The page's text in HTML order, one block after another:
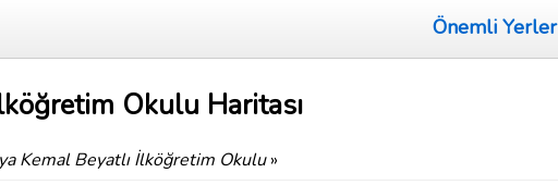
Önemli Yerler
Okulu Haritası
Kemal Beyatlı İlköğretim Okulu»